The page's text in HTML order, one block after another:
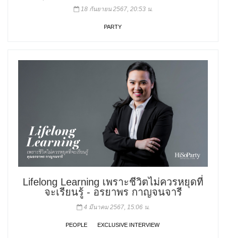
18 กันยายน 2567, 20:53 น.
PARTY
Lifelong Learning เพราะชีวิตไม่ควรหยุดที่
จะเรียนรู้ - อรยาพร กาญจนจารี
4 มีนาคม 2567, 15:06 น.
PEOPLE EXCLUSIVE INTERVIEW